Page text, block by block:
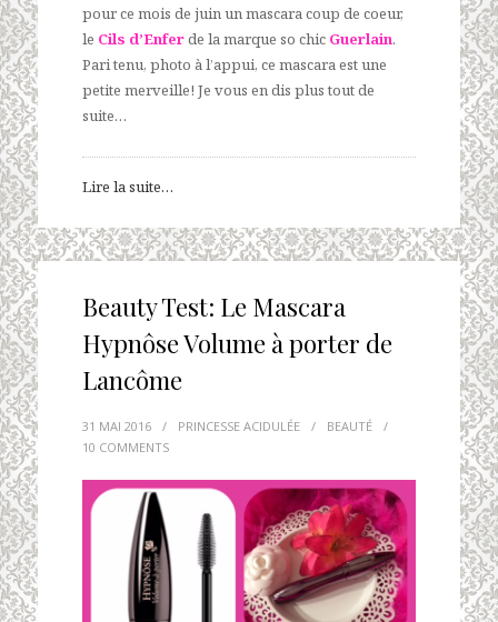
pour ce mois de juin un mascara coup de coeur,
le Cils d’Enferde la marque so chic Guerlain.
Pari tenu, photo à l’appui, ce mascara est une
petite merveille! Je vous en dis plus tout de
suite…
Lire la suite…
Beauty Test: Le Mascara
Hypnôse Volume à porter de
Lancôme
31 MAI 2016 / PRINCESSE ACIDULÉE / BEAUTÉ
/
10 COMMENTS